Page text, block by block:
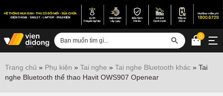
Sửa iPhone
0
Trang chủ » Phụ kiện » Tai nghe » Tai nghe Bluetooth khác » Tai
nghe Bluetooth thể thao Havit OWS907 Openear